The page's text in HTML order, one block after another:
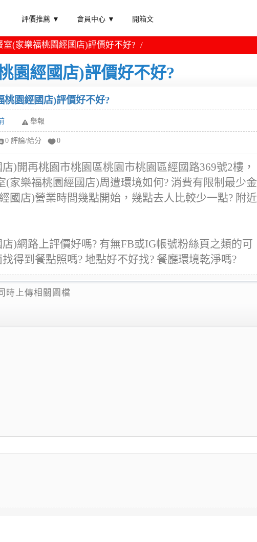
評價推薦 ▼ 會員中心 ▼ 開箱文
室(家樂福桃園經國店)評價好不好?
園經國店)評價好不好?
桃園經國店)評價好不好?
舉報
0 評論/給分 0
)開再桃園市桃園區桃園市桃園區經國路369號2樓，
(家樂福桃園經國店)周遭環境如何? 消費有限制最少金
國店)營業時間幾點開始，幾點去人比較少一點? 附近
)網路上評價好嗎? 有無FB或IG帳號粉絲頁之類的可
得到餐點照嗎? 地點好不好找? 餐廳環境乾淨嗎?